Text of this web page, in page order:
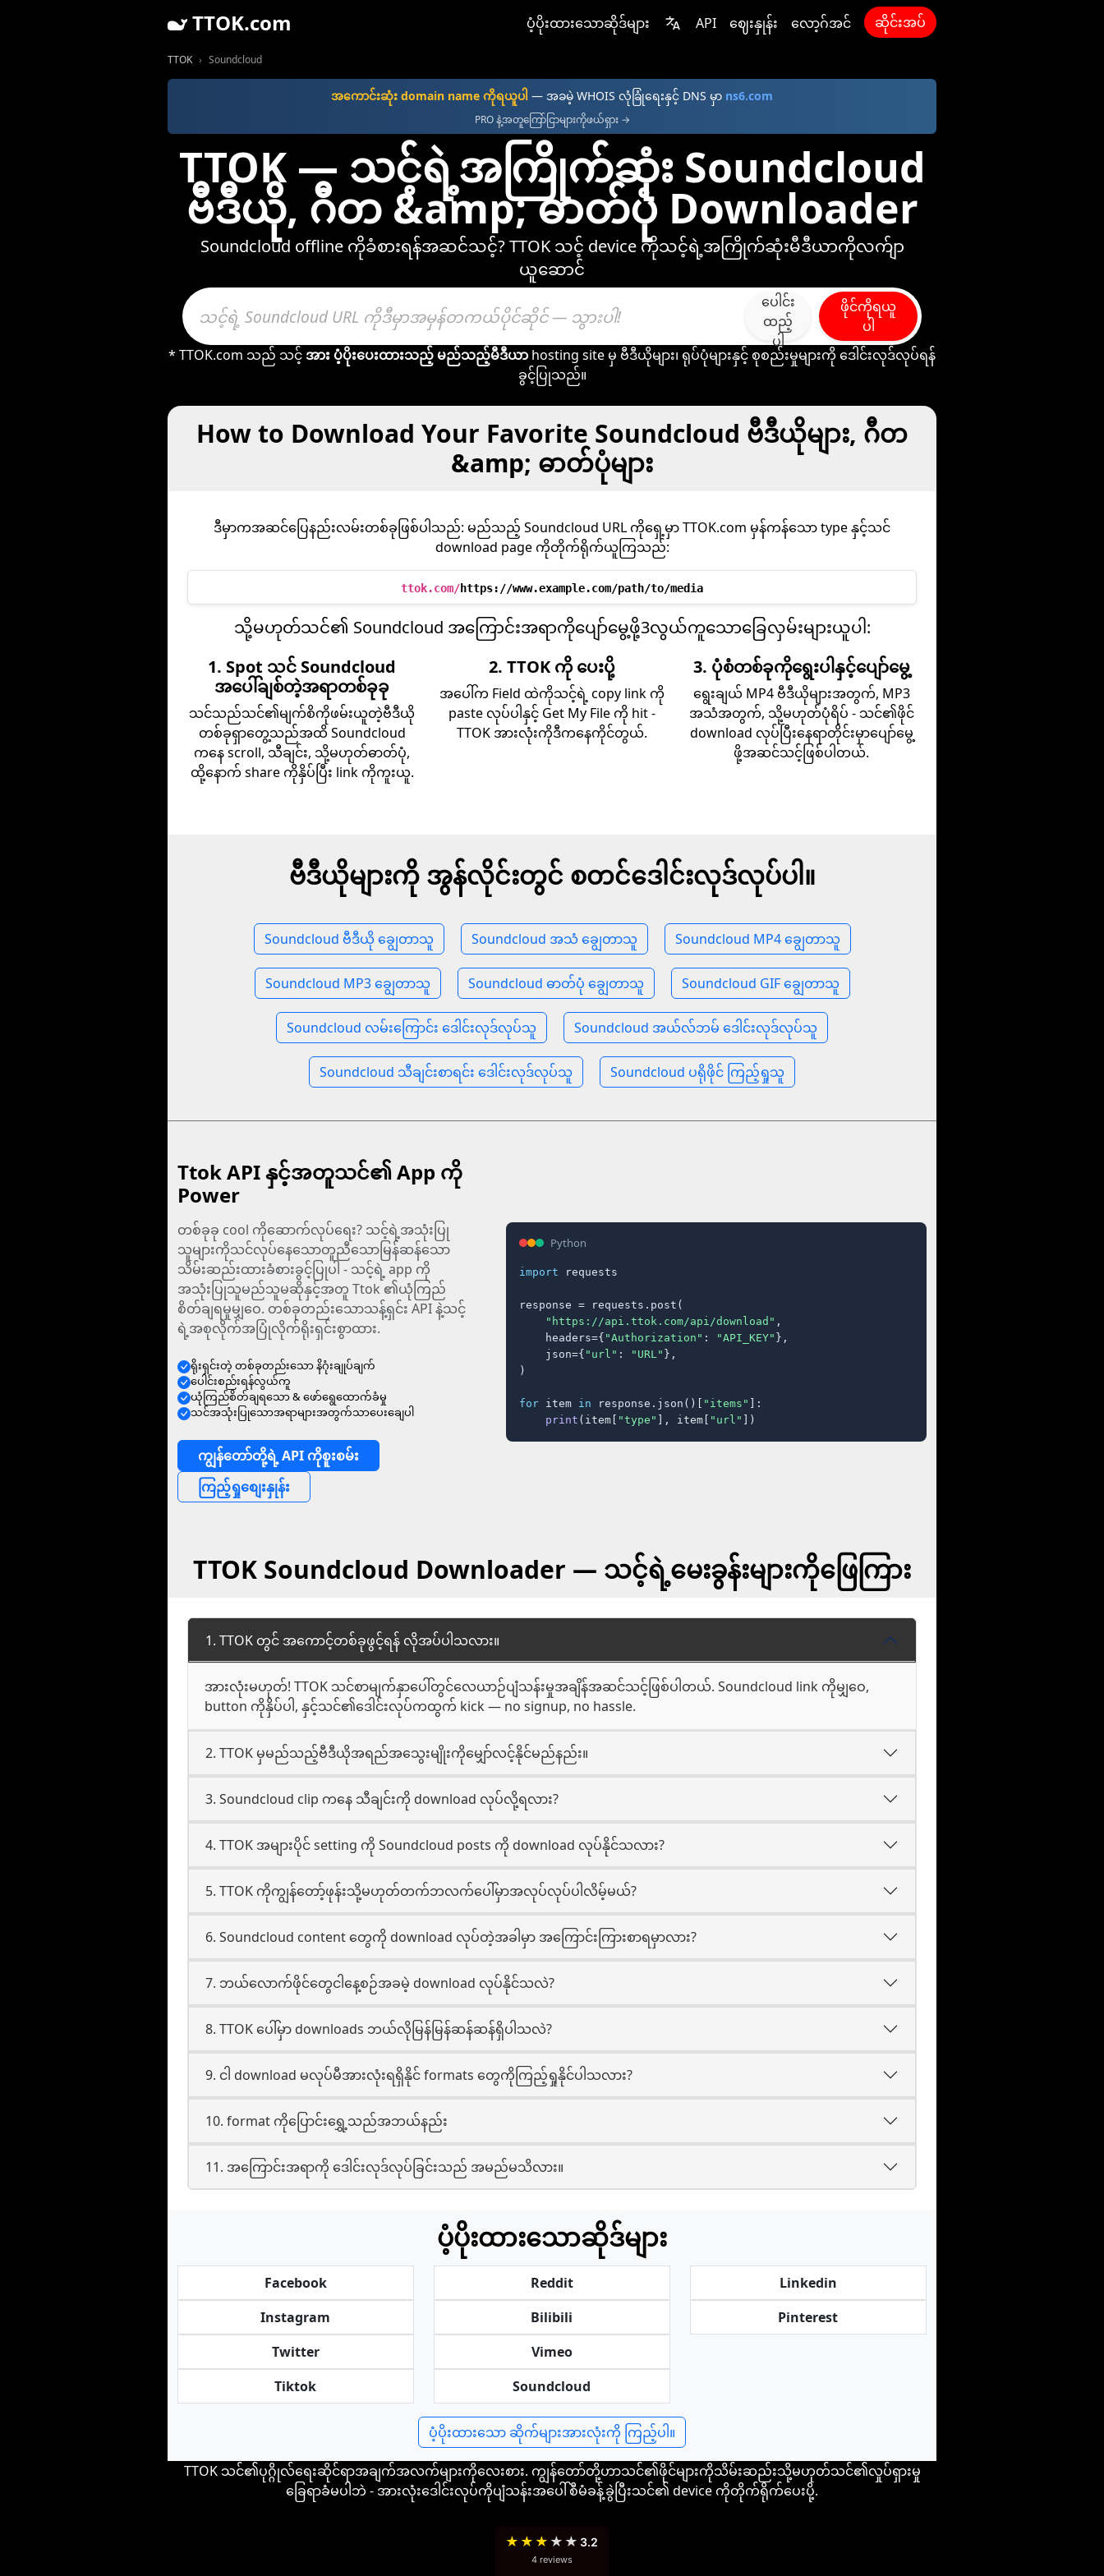
TTOK.com ပံ့ပိုးထားသောဆိုဒ်များ API ဈေးနှုန်း လော့ဂ်အင် ဆိုင်းအပ်
TTOK Soundcloud
အကောင်းဆုံး domain name ကိုရယူပါ — အခမဲ့ WHOIS လုံခြုံရေးနှင့် DNS မှာ ns6.com
PRO နဲ့အတူကြော်ငြာများကိုဖယ်ရှား →
TTOK — သင့်ရဲ့အကြိုက်ဆုံး Soundcloud
ဗီဒီယို, ဂီတ &amp; ဓာတ်ပုံ Downloader
Soundcloud offline ကိုခံစားရန်အဆင်သင့်? TTOK သင့် device ကိုသင့်ရဲ့အကြိုက်ဆုံးမီဒီယာကိုလက်ျာ
ယူဆောင်
ပေါင်း
ထည့်
ပါ
ဖိုင်ကိုရယူ
ပါ
* TTOK.com သည် သင့်အား ပံ့ပိုးပေးထားသည့် မည်သည့်မီဒီယာ hosting site မှ ဗီဒီယိုများ၊ ရုပ်ပုံများနှင့် စုစည်းမှုများကို ဒေါင်းလုဒ်လုပ်ရန်
ခွင့်ပြုသည်။
How to Download Your Favorite Soundcloud ဗီဒီယိုများ, ဂီတ
&amp; ဓာတ်ပုံများ
ဒီမှာကအဆင်ပြေနည်းလမ်းတစ်ခုဖြစ်ပါသည်: မည်သည့် Soundcloud URL ကိုရှေ့မှာ TTOK.com မှန်ကန်သော type နှင့်သင်
download page ကိုတိုက်ရိုက်ယူကြသည်:
ttok.com/https://www.example.com/path/to/media
သို့မဟုတ်သင်၏ Soundcloud အကြောင်းအရာကိုပျော်မွေ့ဖို့3လွယ်ကူသောခြေလှမ်းများယူပါ:
1. Spot သင် Soundcloud
အပေါ်ချစ်တဲ့အရာတစ်ခုခု
သင်သည်သင်၏မျက်စိကိုဖမ်းယူတဲ့ဗီဒီယို
တစ်ခုရှာတွေ့သည်အထိ Soundcloud
ကနေ scroll, သီချင်း, သို့မဟုတ်ဓာတ်ပုံ,
ထို့နောက် share ကိုနှိပ်ပြီး link ကိုကူးယူ.
2. TTOK ကို ပေးပို့
အပေါ်က Field ထဲကိုသင့်ရဲ့ copy link ကို
paste လုပ်ပါနှင့် Get My File ကို hit -
TTOK အားလုံးကိုဒီကနေကိုင်တွယ်.
3. ပုံစံတစ်ခုကိုရွေးပါနှင့်ပျော်မွေ့
ရွေးချယ် MP4 ဗီဒီယိုများအတွက်, MP3
အသံအတွက်, သို့မဟုတ်ပုံရိပ် - သင်၏ဖိုင်
download လုပ်ပြီးနေရာတိုင်းမှာပျော်မွေ့
ဖို့အဆင်သင့်ဖြစ်ပါတယ်.
ဗီဒီယိုများကို အွန်လိုင်းတွင် စတင်ဒေါင်းလုဒ်လုပ်ပါ။
Soundcloud ဗီဒီယို ချွေတာသူ Soundcloud အသံ ချွေတာသူ Soundcloud MP4 ချွေတာသူ
Soundcloud MP3 ချွေတာသူ Soundcloud ဓာတ်ပုံ ချွေတာသူ Soundcloud GIF ချွေတာသူ
Soundcloud လမ်းကြောင်း ဒေါင်းလုဒ်လုပ်သူ Soundcloud အယ်လ်ဘမ် ဒေါင်းလုဒ်လုပ်သူ
Soundcloud သီချင်းစာရင်း ဒေါင်းလုဒ်လုပ်သူ Soundcloud ပရိုဖိုင် ကြည့်ရှုသူ
Ttok API နှင့်အတူသင်၏ App ကို
Power
တစ်ခုခု cool ကိုဆောက်လုပ်ရေး? သင့်ရဲ့အသုံးပြု
သူများကိုသင်လုပ်နေသောတူညီသောမြန်ဆန်သော
သိမ်းဆည်းထားခံစားခွင့်ပြုပါ - သင့်ရဲ့ app ကို
အသုံးပြုသူမည်သူမဆိုနှင့်အတူ Ttok ၏ယုံကြည်
စိတ်ချရမှုမျှဝေ. တစ်ခုတည်းသောသန့်ရှင်း API နဲ့သင့်
ရဲ့အစုလိုက်အပြုံလိုက်ရိုးရှင်းစွာထား.
ရိုးရှင်းတဲ့ တစ်ခုတည်းသော နိဂုံးချုပ်ချက်
ပေါင်းစည်းရန်လွယ်ကူ
ယုံကြည်စိတ်ချရသော & ဖော်ရွေထောက်ခံမှု
သင်အသုံးပြုသောအရာများအတွက်သာပေးချေပါ
ကျွန်တော်တို့ရဲ့ API ကိုစူးစမ်း
ကြည့်ရှုစျေးနှုန်း
Python
import requests
response = requests.post(
"https://api.ttok.com/api/download" ,
    headers={
"Authorization" : "API_KEY" },
    json={
"url" : "URL" },
)
for item in response.json()[ "items" ]:
print (item[ "type" ], item[ "url" ])
TTOK Soundcloud Downloader — သင့်ရဲ့မေးခွန်းများကိုဖြေကြား
1. TTOK တွင် အကောင့်တစ်ခုဖွင့်ရန် လိုအပ်ပါသလား။
အားလုံးမဟုတ်! TTOK သင်စာမျက်နှာပေါ်တွင်လေယာဉ်ပျံသန်းမှုအချိန်အဆင်သင့်ဖြစ်ပါတယ်. Soundcloud link ကိုမျှဝေ,
button ကိုနှိပ်ပါ, နှင့်သင်၏ဒေါင်းလုပ်ကထွက် kick — no signup, no hassle.
2. TTOK မှမည်သည့်ဗီဒီယိုအရည်အသွေးမျိုးကိုမျှော်လင့်နိုင်မည်နည်း။
3. Soundcloud clip ကနေ သီချင်းကို download လုပ်လို့ရလား?
4. TTOK အများပိုင် setting ကို Soundcloud posts ကို download လုပ်နိုင်သလား?
5. TTOK ကိုကျွန်တော့်ဖုန်းသို့မဟုတ်တက်ဘလက်ပေါ်မှာအလုပ်လုပ်ပါလိမ့်မယ်?
6. Soundcloud content တွေကို download လုပ်တဲ့အခါမှာ အကြောင်းကြားစာရမှာလား?
7. ဘယ်လောက်ဖိုင်တွေငါနေ့စဉ်အခမဲ့ download လုပ်နိုင်သလဲ?
8. TTOK ပေါ်မှာ downloads ဘယ်လိုမြန်မြန်ဆန်ဆန်ရှိပါသလဲ?
9. ငါ download မလုပ်မီအားလုံးရရှိနိုင် formats တွေကိုကြည့်ရှုနိုင်ပါသလား?
10. format ကိုပြောင်းရွှေ့သည်အဘယ်နည်း
11. အကြောင်းအရာကို ဒေါင်းလုဒ်လုပ်ခြင်းသည် အမည်မသိလား။
ပံ့ပိုးထားသောဆိုဒ်များ
Facebook
Instagram
Twitter
Tiktok
Reddit
Bilibili
Vimeo
Soundcloud
Linkedin
Pinterest
ပံ့ပိုးထားသော ဆိုက်များအားလုံးကို ကြည့်ပါ။
TTOK သင်၏ပုဂ္ဂိုလ်ရေးဆိုင်ရာအချက်အလက်များကိုလေးစား. ကျွန်တော်တို့ဟာသင်၏ဖိုင်များကိုသိမ်းဆည်းသို့မဟုတ်သင်၏လှုပ်ရှားမှု
ခြေရာခံမပါဘဲ - အားလုံးဒေါင်းလုပ်ကိုပျံသန်းအပေါ်စီမံခန့်ခွဲပြီးသင်၏ device ကိုတိုက်ရိုက်ပေးပို့.
★ ★ ★ ★ ★ 3.2
4 reviews